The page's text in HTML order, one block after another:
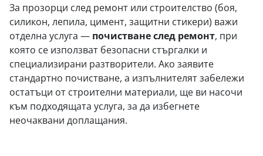
За прозорци след ремонт или строителство (боя,
силикон, лепила, цимент, защитни стикери) важи
отделна услуга — почистване след ремонт, при
която се използват безопасни стъргалки и
специализирани разтворители. Ако заявите
стандартно почистване, а изпълнителят забележи
остатъци от строителни материали, ще ви насочи
към подходящата услуга, за да избегнете
неочаквани доплащания.